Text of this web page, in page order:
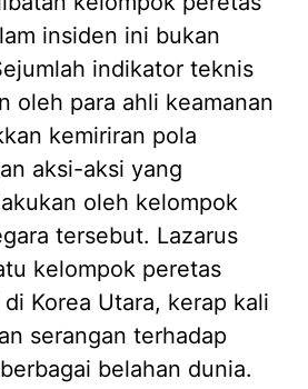
insiden ini bukan
indikator teknis
oleh para ahli keamanan
kemiriran pola
aksi-aksi yang
oleh kelompok
tersebut. Lazarus
kelompok peretas
Korea Utara, kerap kali
serangan terhadap
belahan dunia.